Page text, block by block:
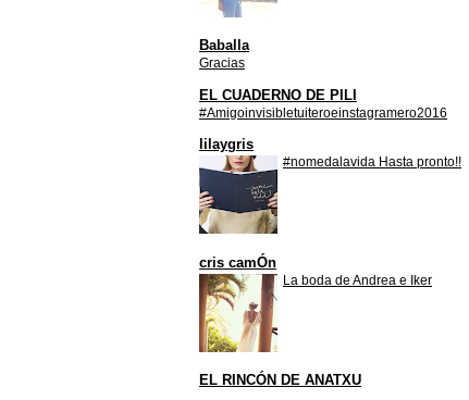
Baballa
Gracias
EL CUADERNO DE PILI
#Amigoinvisibletuiteroeinstagramero2016
lilaygris
#nomedalavida Hasta pronto!!
cris camÓn
La boda de Andrea e Iker
EL RINCÓN DE ANATXU